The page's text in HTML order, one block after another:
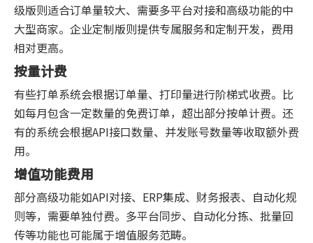
级版则适合订单量较大、需要多平台对接和高级功能的中
大型商家。企业定制版则提供专属服务和定制开发，费用
相对更高。
按量计费
有些打单系统会根据订单量、打印量进行阶梯式收费。比
如每月包含一定数量的免费订单，超出部分按单计费。还
有的系统会根据API接口数量、并发账号数量等收取额外费
用。
增值功能费用
部分高级功能如API对接、ERP集成、财务报表、自动化规
则等，需要单独付费。多平台同步、自动化分拣、批量回
传等功能也可能属于增值服务范畴。